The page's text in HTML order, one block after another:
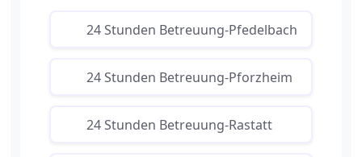
24 Stunden Betreuung-Pfedelbach
24 Stunden Betreuung-Pforzheim
24 Stunden Betreuung-Rastatt